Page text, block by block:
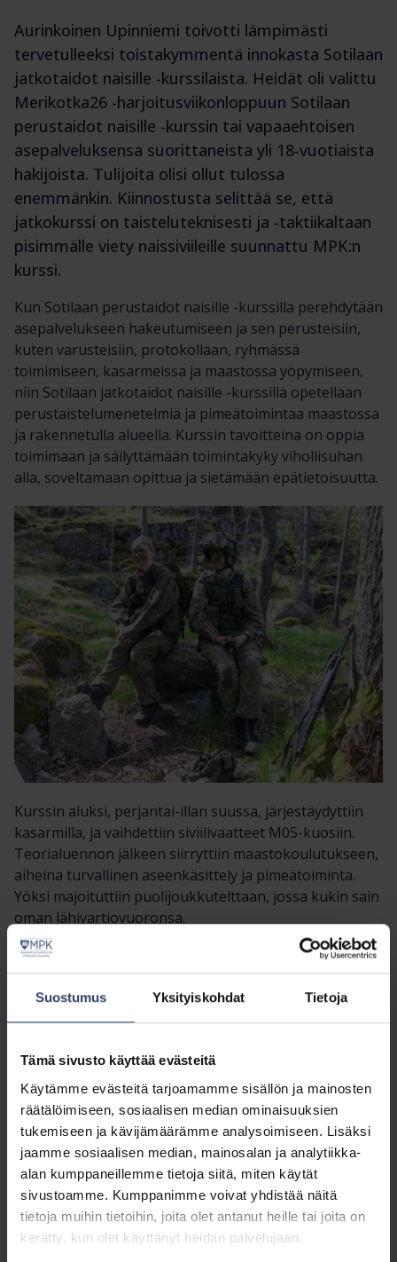
Suostumus Yksityiskohdat Tietoja
Tämä sivusto käyttää evästeitä
Käytämme evästeitä tarjoamamme sisällön ja mainosten
räätälöimiseen, sosiaalisen median ominaisuuksien
tukemiseen ja kävijämäärämme analysoimiseen. Lisäksi
jaamme sosiaalisen median, mainosalan ja analytiikka-
alan kumppaneillemme tietoja siitä, miten käytät
sivustoamme. Kumppanimme voivat yhdistää näitä
tietoja muihin tietoihin, joita olet antanut heille tai joita on
kerätty, kun olet käyttänyt heidän palvelujaan.
Aurinkoinen Upinniemi toivotti lämpimästi
tervetulleeksi toistakymmentä innokasta Sotilaan
jatkotaidot naisille -kurssilaista. Heidät oli valittu
Merikotka26 -harjoitusviikonloppuun Sotilaan
perustaidot naisille -kurssin tai vapaaehtoisen
asepalveluksensa suorittaneista yli 18-vuotiaista
hakijoista. Tulijoita olisi ollut tulossa
enemmänkin. Kiinnostusta selittää se, että
jatkokurssi on taisteluteknisesti ja -taktiikaltaan
pisimmälle viety naissiviileille suunnattu MPK:n
kurssi.
Kun Sotilaan perustaidot naisille -kurssilla perehdytään
asepalvelukseen hakeutumiseen ja sen perusteisiin,
kuten varusteisiin, protokollaan, ryhmässä
toimimiseen, kasarmeissa ja maastossa yöpymiseen,
niin Sotilaan jatkotaidot naisille -kurssilla opetellaan
perustaistelumenetelmiä ja pimeätoimintaa maastossa
ja rakennetulla alueella. Kurssin tavoitteina on oppia
toimimaan ja säilyttämään toimintakyky vihollisuhan
alla, soveltamaan opittua ja sietämään epätietoisuutta.
Kurssin aluksi, perjantai-illan suussa, järjestäydyttiin
kasarmilla, ja vaihdettiin siviilivaatteet M05-kuosiin.
Teorialuennon jälkeen siirryttiin maastokoulutukseen,
aiheina turvallinen aseenkäsittely ja pimeätoiminta.
Yöksi majoituttiin puolijoukkutelttaan, jossa kukin sain
oman lähivartiovuoronsa.
Aamu alkoi maastoruokailulla, josta siirryttiin kolmelle
vuororastille: aseenkäsittely ja eteneminen, telamiinat
ja kertasingot. Aamupäivä huipentui maastomarssiin ja
lounaaseen, jonka jälkeen alkoi taistelukoulutus,
maastopäivällisen jälkeen tankattiin Sotilaskodin
herkkuja. Niin jaksettiin taas jatkaa taistelukoulutusta,
puolustusasemissa.
– Parasta oli, että täällä todella simuloitiin inttiä, ja
samalla oma kunto kohosi. Mieleenpainuvinta oli
vihollisen yöllinen hyökkäys, juuri minun
poterovuorollani! Vaikuttava kokemus, kun piiput
salamoivat pimeässä ja paukkupatruunat pitivät ääntä,
kuvailee kurssilainenLaura Becerra Marin